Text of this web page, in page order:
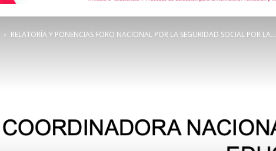
RELATORÍA Y PONENCIAS FORO NACIONAL POR LA SEGURIDAD SOCIAL POR LA...